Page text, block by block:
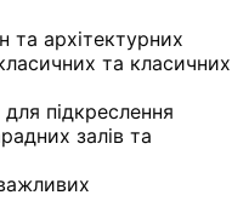
та архітектурних
та класичних
підкреслення
залів та